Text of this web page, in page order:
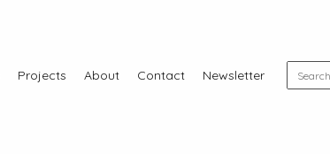
Projects About Contact Newsletter